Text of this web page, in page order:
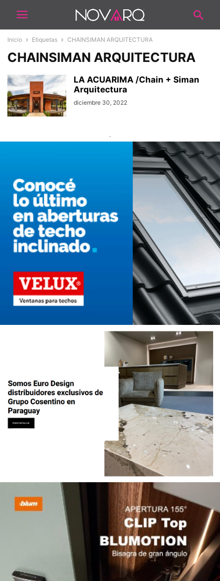
Inicio Etiquetas CHAINSIMAN ARQUITECTURA
CHAINSIMAN ARQUITECTURA
LA ACUARIMA /Chain + Siman
Arquitectura
diciembre 30, 2022
-